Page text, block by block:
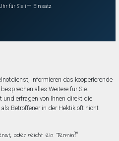
für Sie im Einsatz
informieren das kooperierende
alles Weitere für Sie.
und erfragen von Ihnen direkt die
Betroffener in der Hektik oft nicht
oder reicht ein Termin?”